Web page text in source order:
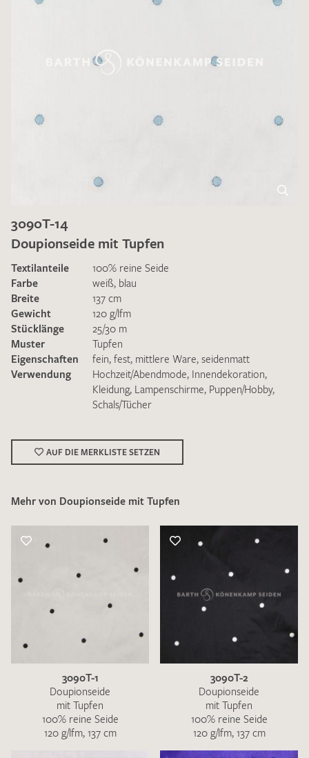
Ich bin damit einverstanden, dass meine angegebenen Daten
DieDatenschutzbestimmungenhabe ich zur Kenntnis
genommen und akzeptiere diese.
3090T-14
Doupionseide mit Tupfen
Textilanteile
100% reine Seide
Farbe
weiß, blau
Breite
137 cm
Gewicht
120 g/lfm
Stücklänge
25/30 m
Muster
Tupfen
Eigenschaften
fein, fest, mittlere Ware, seidenmatt
Verwendung
Hochzeit/Abendmode, Innendekoration,
Kleidung, Lampenschirme, Puppen/Hobby,
Schals/Tücher
AUF DIE MERKLISTE SETZEN
Mehr von Doupionseide mit Tupfen
3090T-1
Doupionseide
mit Tupfen
100% reine Seide
120 g/lfm, 137 cm
3090T-2
Doupionseide
mit Tupfen
100% reine Seide
120 g/lfm, 137 cm